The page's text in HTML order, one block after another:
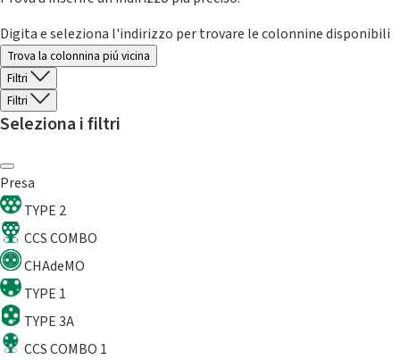
Digita e seleziona l'indirizzo per trovare le colonnine disponibili
Trova la colonnina piú vicina
Filtri
Filtri
Seleziona i filtri
Presa
TYPE 2
CCS COMBO
CHAdeMO
TYPE 1
TYPE 3A
CCS COMBO 1